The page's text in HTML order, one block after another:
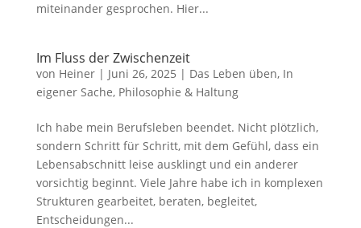
miteinander gesprochen. Hier...
Im Fluss der Zwischenzeit
von Heiner| Juni 26, 2025 | Das Leben üben, In
eigener Sache, Philosophie & Haltung
Ich habe mein Berufsleben beendet. Nicht plötzlich,
sondern Schritt für Schritt, mit dem Gefühl, dass ein
Lebensabschnitt leise ausklingt und ein anderer
vorsichtig beginnt. Viele Jahre habe ich in komplexen
Strukturen gearbeitet, beraten, begleitet,
Entscheidungen...